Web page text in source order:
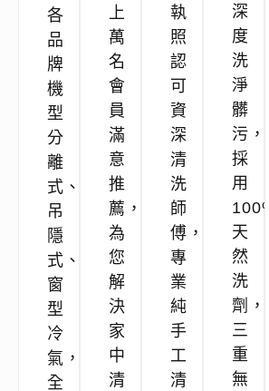
各
品
牌
機
型
分
離
式、
吊
隱
式、
窗
型
冷
氣，
全
上
萬
名
會
員
滿
意
推
薦，
為
您
解
決
家
中
清
執
照
認
可
資
深
清
洗
師
傅，
專
業
純
手
工
清
深
度
洗
淨
髒
污，
採
用
100%
天
然
洗
劑，
三
重
無